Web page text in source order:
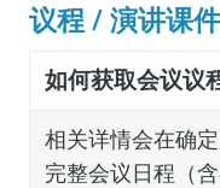
议程 / 演讲课
如何获取会议议
相关详情会在确
完整会议日程（